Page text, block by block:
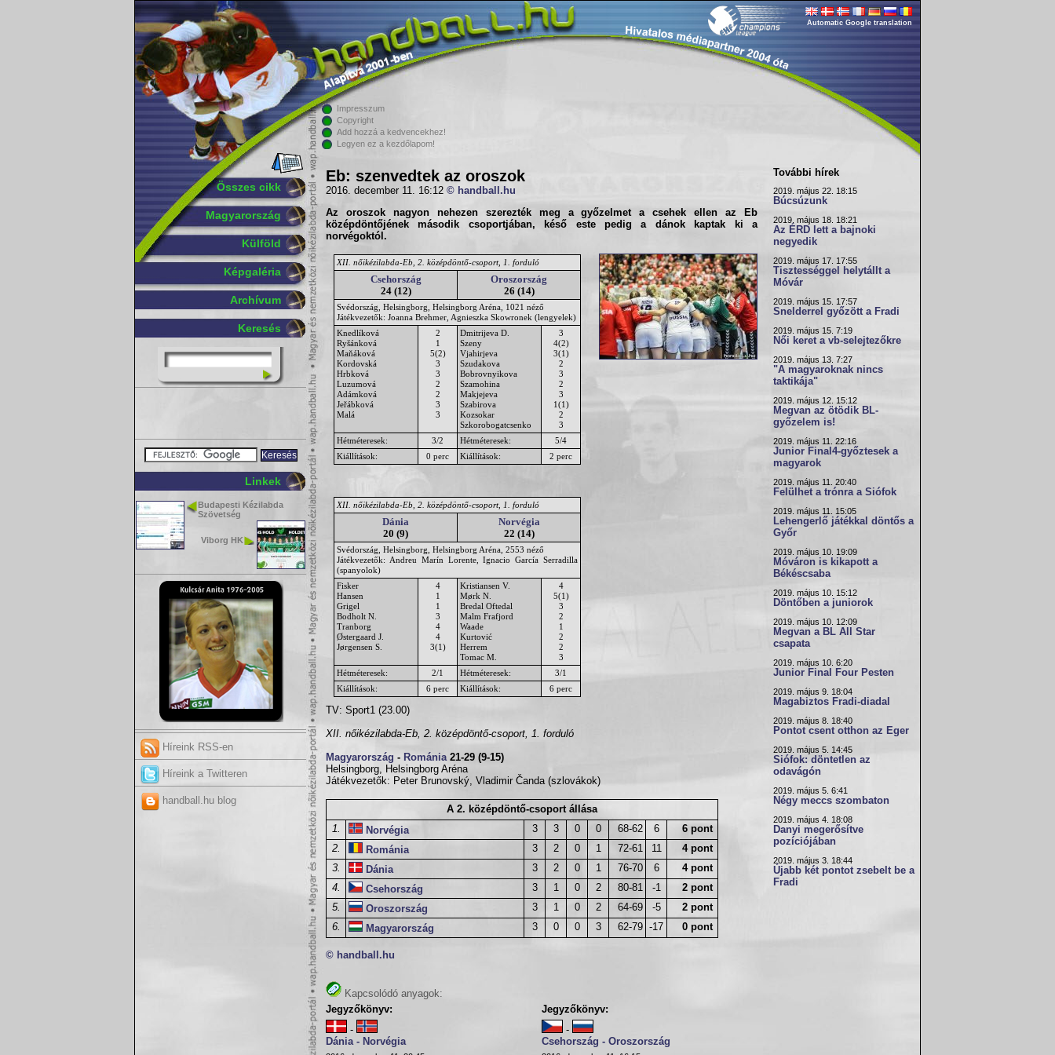
Összes cikk
Magyarország
Külföld
Képgaléria
Archívum
Keresés
Linkek
Budapesti Kézilabda
Szövetség
Viborg HK
Híreink RSS-en
Híreink a Twitteren
handball.hu blog
Automatic Google translation
Impresszum
Copyright
Add hozzá a kedvencekhez!
Legyen ez a kezdőlapom!
Eb: szenvedtek az oroszok
2016. december 11. 16:12 © handball.hu
Az oroszok nagyon nehezen szerezték meg a győzelmet a csehek ellen az
Eb
középdöntőjének második csoportjában, késő este pedig a dánok kaptak ki a
norvégoktól.
XII. nőikézilabda-Eb, 2. középdöntő-csoport, 1. forduló
Csehország
24 (12)
Oroszország
26 (14)
Svédország, Helsingborg, Helsingborg Aréna, 1021 néző
Játékvezetők: Joanna Brehmer, Agnieszka Skowronek (lengyelek)
Knedlíková
Ryšánková
Maňáková
Kordovská
Hrbková
Luzumová
Adámková
Jeřábková
Malá
2
1
5(2)
3
3
2
2
3
3
Dmitrijeva D.
Szeny
Vjahirjeva
Szudakova
Bobrovnyikova
Szamohina
Makjejeva
Szabirova
Kozsokar
Szkorobogatcsenko
3
4(2)
3(1)
2
3
2
3
1(1)
2
3
Hétméteresek:
3/2 Hétméteresek:
5/4
Kiállítások:
0 perc Kiállítások: 2 perc
XII. nőikézilabda-Eb, 2. középdöntő-csoport, 1. forduló
Dánia
20 (9)
Norvégia
22 (14)
Svédország, Helsingborg, Helsingborg Aréna, 2553 néző
Játékvezetők: Andreu Marín Lorente, Ignacio García Serradilla
(spanyolok)
Fisker
Hansen
Grigel
Bodholt N.
Tranborg
Østergaard J.
Jørgensen S.
4
1
1
3
4
4
3(1)
Kristiansen V.
Mørk N.
Bredal Oftedal
Malm Frafjord
Waade
Kurtović
Herrem
Tomac M.
4
5(1)
3
2
1
2
2
3
Hétméteresek:
2/1 Hétméteresek:
3/1
Kiállítások:
6 perc Kiállítások: 6 perc
TV: Sport1 (23.00)
XII. nőikézilabda-Eb, 2. középdöntő-csoport, 1. forduló
Magyarország - Románia 21-29 (9-15)
Helsingborg, Helsingborg Aréna
Játékvezetők: Peter Brunovský, Vladimir Čanda (szlovákok)
A 2. középdöntő-csoport állása
1.
Norvégia 3 3 0 0 68-62 6
6 pont
2.
Románia 3 2 0 1 72-61 11
4 pont
3.
Dánia 3 2 0 1 76-70 6
4 pont
4.
Csehország 3 1 0 2 80-81 -1
2 pont
5.
Oroszország 3 1 0 2 64-69 -5
2 pont
6.
Magyarország 3 0 0 3 62-79 -17 0 pont
© handball.hu
Kapcsolódó anyagok:
Jegyzőkönyv:
-
Dánia - Norvégia
Jegyzőkönyv:
-
Csehország - Oroszország
További hírek
2019. május 22. 18:15
Búcsúzunk
2019. május 18. 18:21
Az ÉRD lett a bajnoki
negyedik
2019. május 17. 17:55
Tisztességgel helytállt a
Móvár
2019. május 15. 17:57
Snelderrel győzött a Fradi
2019. május 15. 7:19
Női keret a vb-selejtezőkre
2019. május 13. 7:27
"A magyaroknak nincs
taktikája"
2019. május 12. 15:12
Megvan az ötödik BL-
győzelem is!
2019. május 11. 22:16
Junior Final4-győztesek a
magyarok
2019. május 11. 20:40
Felülhet a trónra a Siófok
2019. május 11. 15:05
Lehengerlő játékkal döntős a
Győr
2019. május 10. 19:09
Móváron is kikapott a
Békéscsaba
2019. május 10. 15:12
Döntőben a juniorok
2019. május 10. 12:09
Megvan a BL All Star
csapata
2019. május 10. 6:20
Junior Final Four Pesten
2019. május 9. 18:04
Magabiztos Fradi-diadal
2019. május 8. 18:40
Pontot csent otthon az Eger
2019. május 5. 14:45
Siófok: döntetlen az
odavágón
2019. május 5. 6:41
Négy meccs szombaton
2019. május 4. 18:08
Danyi megerősítve
pozíciójában
2019. május 3. 18:44
Újabb két pontot zsebelt be a
Fradi